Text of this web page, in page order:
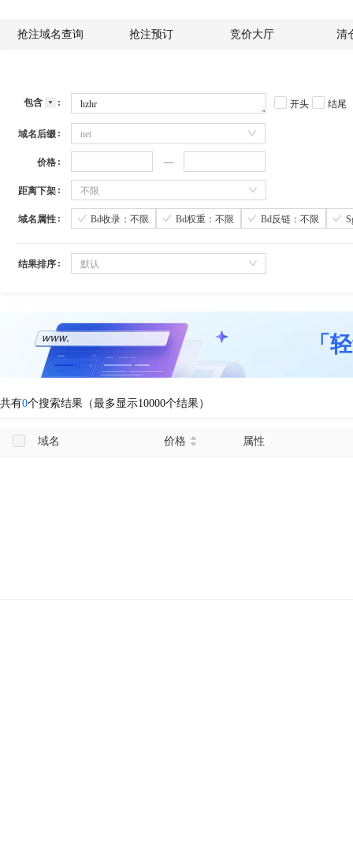
抢注域名查询 抢注预订 竞价大厅 清
包含 开头 结尾
域名后缀 net
价格
距离下架 不限
域名属性 Bd收录：不限 Bd权重：不限 Bd反链：不限
结果排序 默认
「
共有0个搜索结果（最多显示10000个结果）
域名 价格 属性